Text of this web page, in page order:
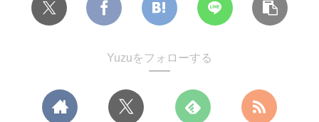
Yuzuをフォローする